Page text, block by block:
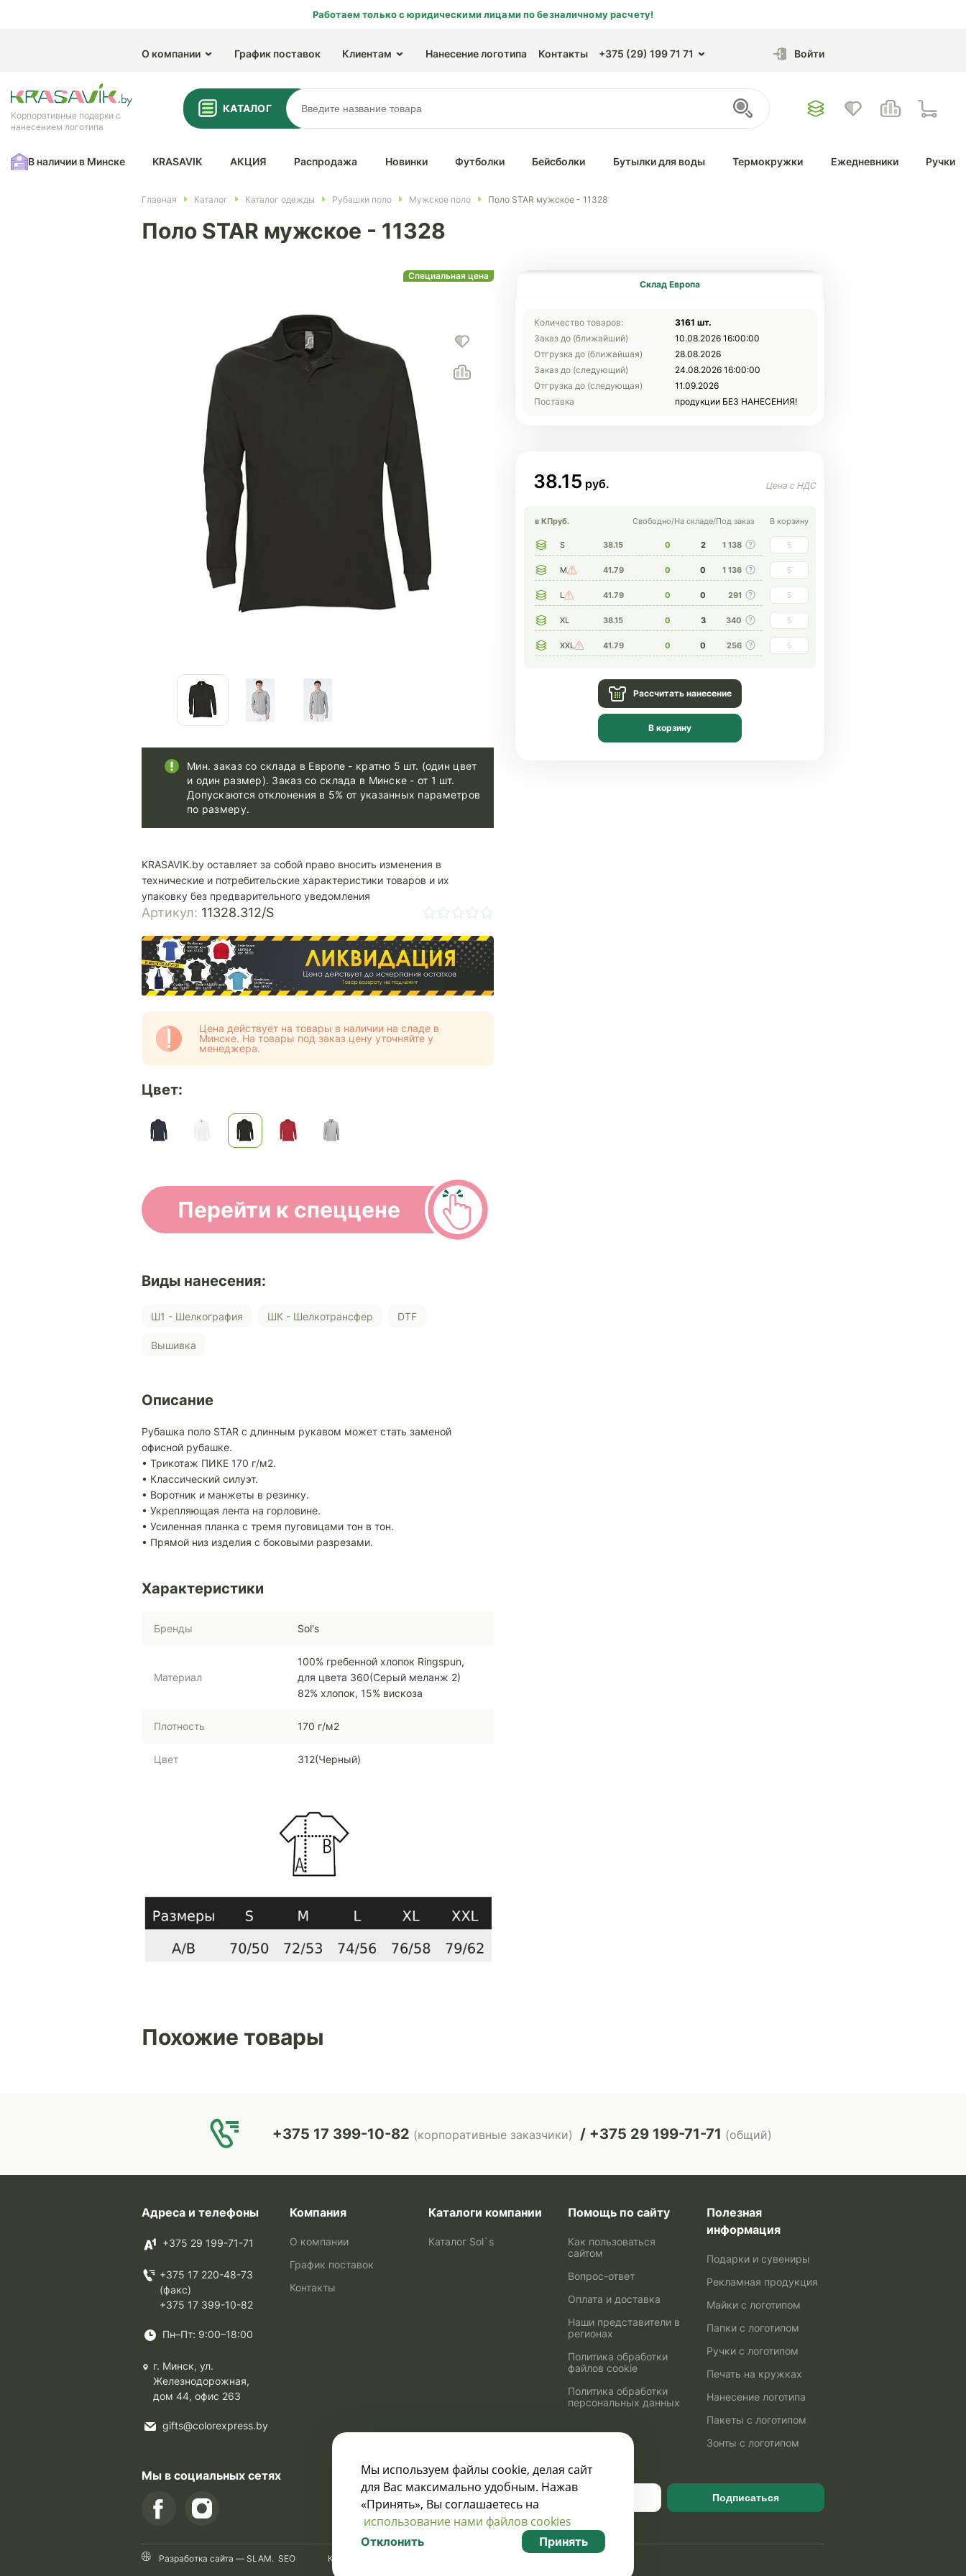
Работаем только с юридическими лицами по безналичному расчету!
О компании График поставок Клиентам Нанесение логотипа Контакты +375 (29) 199 71 71 Войти
Корпоративные подарки с
нанесением логотипа
КАТАЛОГ
В наличии в Минске KRASAVIK АКЦИЯ Распродажа Новинки Футболки Бейсболки Бутылки для воды Термокружки Ежедневники Ручки
Главная Каталог Каталог одежды Рубашки поло Мужское поло Поло STAR мужское - 11328
Поло STAR мужское - 11328
Специальная цена
Мин. заказ со склада в Европе - кратно 5 шт. (один цвет
и один размер). Заказ со склада в Минске - от 1 шт.
Допускаются отклонения в 5% от указанных параметров
по размеру.
KRASAVIK.by оставляет за собой право вносить изменения в
технические и потребительские характеристики товаров и их
упаковку без предварительного уведомления
Артикул: 11328.312/S
Цена действует на товары в наличии на сладе в
Минске. На товары под заказ цену уточняйте у
менеджера.
Цвет:
Перейти к спеццене
Виды нанесения:
Ш1 - Шелкография ШК - Шелкотрансфер DTF
Вышивка
Описание
Рубашка поло STAR с длинным рукавом может стать заменой
офисной рубашке.
• Трикотаж ПИКЕ 170 г/м2.
• Классический силуэт.
• Воротник и манжеты в резинку.
• Укрепляющая лента на горловине.
• Усиленная планка с тремя пуговицами тон в тон.
• Прямой низ изделия с боковыми разрезами.
Характеристики
Бренды Sol's
Материал
100% гребенной хлопок Ringspun,
для цвета 360(Серый меланж 2)
82% хлопок, 15% вискоза
Плотность 170 г/м2
Цвет 312(Черный)
Склад Европа
Количество товаров:
3161 шт.
Заказ до (ближайший)
10.08.2026 16:00:00
Отгрузка до (ближайшая)
28.08.2026
Заказ до (следующий)
24.08.2026 16:00:00
Отгрузка до (следующая)
11.09.2026
Поставка
продукции БЕЗ НАНЕСЕНИЯ!
38.15
в КПруб. Свободно/На складе/Под заказ В корзину
S 38.15 0 2 1 138
M 41.79 0 0 1 136
L 41.79 0 0 291
XL 38.15 0 3 340
XXL 41.79 0 0 256
Рассчитать нанесение
В корзину
Похожие товары
+375 17 399-10-82 (корпоративные заказчики) +375 29 199-71-71 (общий)
Адреса и телефоны
+375 29 199-71-71
+375 17 220-48-73
(факс)
+375 17 399-10-82
Пн–Пт: 9:00–18:00
г. Минск, ул.
Железнодорожная,
дом 44, офис 263
gifts@colorexpress.by
Компания
О компании
График поставок
Контакты
Каталоги компании
Каталог Sol`s
Помощь по сайту
Как пользоваться
сайтом
Вопрос-ответ
Оплата и доставка
Наши представители в
регионах
Политика обработки
файлов cookie
Политика обработки
персональных данных
Полезная
информация
Подарки и сувениры
Рекламная продукция
Майки с логотипом
Папки с логотипом
Ручки с логотипом
Печать на кружках
Нанесение логотипа
Пакеты с логотипом
Зонты с логотипом
Узнавайте о скидках
и акциях:
Подписаться
Мы в социальных сетях
Карта сайта
Разработка сайта — SLAM. SEO
Мы используем файлы cookie, делая сайт
для Вас максимально удобным. Нажав
«Принять», Вы соглашаетесь на
использование нами файлов cookies
Отклонить Принять